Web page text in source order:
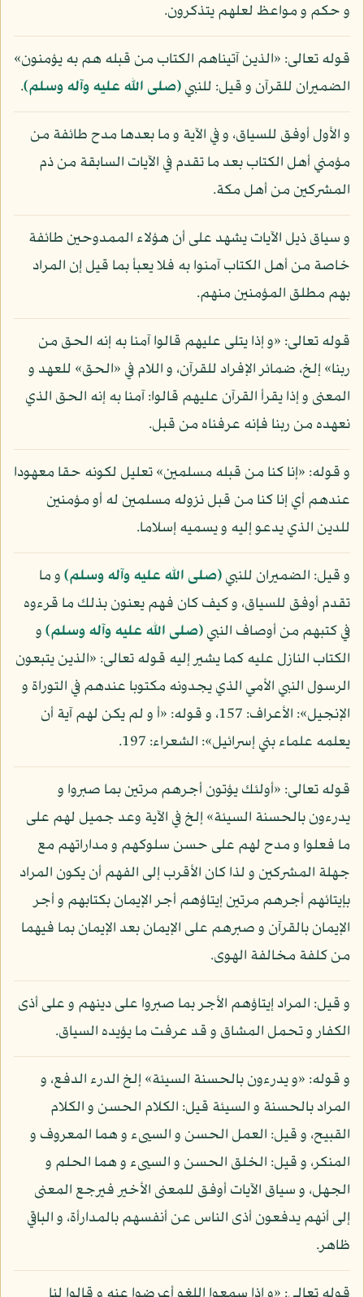
و حكم و مواعظ لعلهم يتذكرون.
قوله تعالى: «الذين آتيناهم الكتاب من قبله هم به يؤمنون»
الضميران للقرآن و قيل: للنبي(صلى الله عليه وآله وسلم).
و الأول أوفق للسياق، و في الآية و ما بعدها مدح طائفة من
مؤمني أهل الكتاب بعد ما تقدم في الآيات السابقة من ذم
المشركين من أهل مكة.
و سياق ذيل الآيات يشهد على أن هؤلاء الممدوحين طائفة
خاصة من أهل الكتاب آمنوا به فلا يعبأ بما قيل إن المراد
بهم مطلق المؤمنين منهم.
قوله تعالى: «و إذا يتلى عليهم قالوا آمنا به إنه الحق من
ربنا» إلخ، ضمائر الإفراد للقرآن، و اللام في «الحق» للعهد و
المعنى و إذا يقرأ القرآن عليهم قالوا: آمنا به إنه الحق الذي
نعهده من ربنا فإنه عرفناه من قبل.
و قوله: «إنا كنا من قبله مسلمين» تعليل لكونه حقا معهودا
عندهم أي إنا كنا من قبل نزوله مسلمين له أو مؤمنين
للدين الذي يدعو إليه و يسميه إسلاما.
و قيل: الضميران للنبي(صلى الله عليه وآله وسلم)و ما
تقدم أوفق للسياق، و كيف كان فهم يعنون بذلك ما قرءوه
في كتبهم من أوصاف النبي(صلى الله عليه وآله وسلم)و
الكتاب النازل عليه كما يشير إليه قوله تعالى: «الذين يتبعون
الرسول النبي الأمي الذي يجدونه مكتوبا عندهم في التوراة و
الإنجيل»: الأعراف: 157، و قوله: «أ و لم يكن لهم آية أن
يعلمه علماء بني إسرائيل»: الشعراء: 197.
قوله تعالى: «أولئك يؤتون أجرهم مرتين بما صبروا و
يدرءون بالحسنة السيئة» إلخ في الآية وعد جميل لهم على
ما فعلوا و مدح لهم على حسن سلوكهم و مداراتهم مع
جهلة المشركين و لذا كان الأقرب إلى الفهم أن يكون المراد
بإيتائهم أجرهم مرتين إيتاؤهم أجر الإيمان بكتابهم و أجر
الإيمان بالقرآن و صبرهم على الإيمان بعد الإيمان بما فيهما
من كلفة مخالفة الهوى.
و قيل: المراد إيتاؤهم الأجر بما صبروا على دينهم و على أذى
الكفار و تحمل المشاق و قد عرفت ما يؤيده السياق.
و قوله: «و يدرءون بالحسنة السيئة» إلخ الدرء الدفع، و
المراد بالحسنة و السيئة قيل: الكلام الحسن و الكلام
القبيح، و قيل: العمل الحسن و السيىء و هما المعروف و
المنكر، و قيل: الخلق الحسن و السيىء و هما الحلم و
الجهل، و سياق الآيات أوفق للمعنى الأخير فيرجع المعنى
إلى أنهم يدفعون أذى الناس عن أنفسهم بالمدارأة، و الباقي
ظاهر.